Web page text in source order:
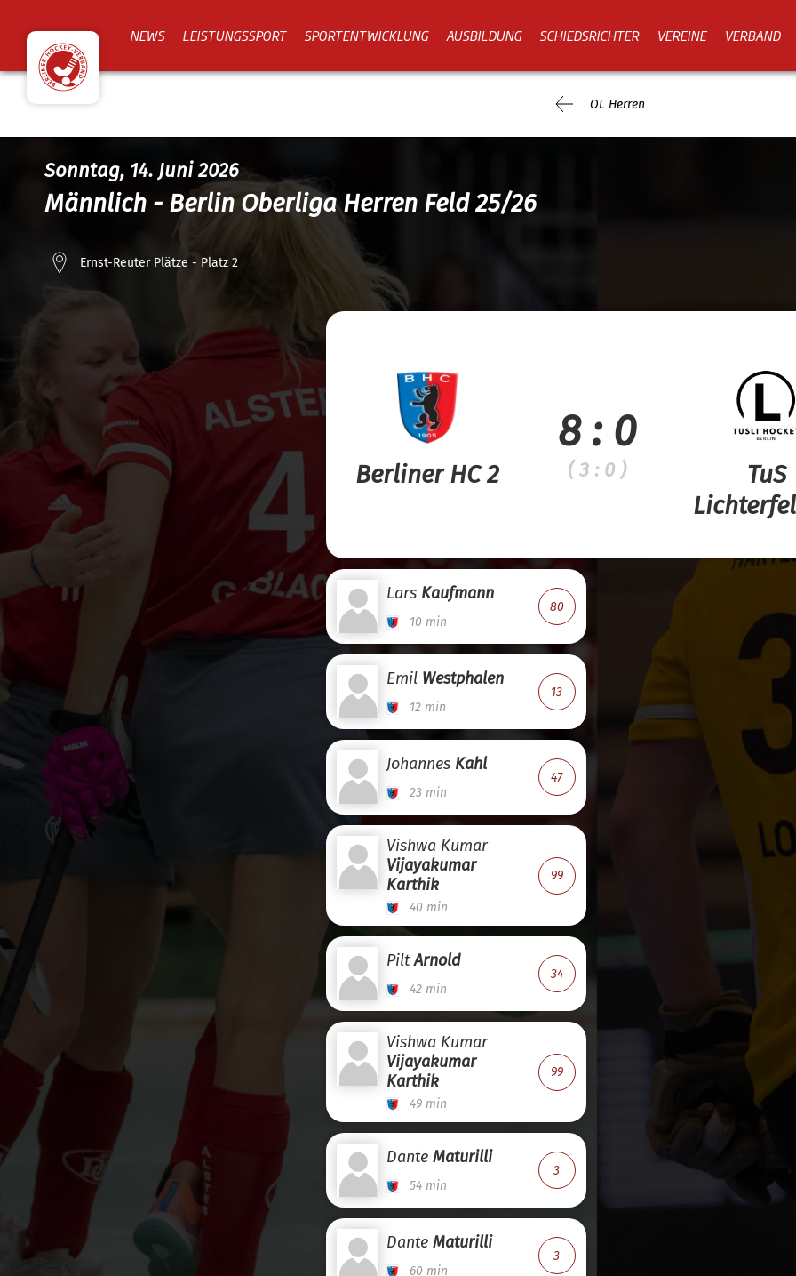
NEWS LEISTUNGSSPORT SPORTENTWICKLUNG AUSBILDUNG SCHIEDSRICHTER VEREINE VERBAND
OL Herren
Sonntag, 14. Juni 2026
Männlich - Berlin Oberliga Herren Feld 25/26
Ernst-Reuter Plätze - Platz 2
Berliner HC 2
8 : 0
( 3 : 0 )
TuS
Lars Kaufmann
10 min
80
Emil Westphalen
12 min
13
Johannes Kahl
23 min
47
Vishwa Kumar
Vijayakumar
Karthik
40 min
99
PiltArnold
42 min
34
Vishwa Kumar
Vijayakumar
Karthik
49 min
99
DanteMaturilli
54 min
3
DanteMaturilli
60 min
3